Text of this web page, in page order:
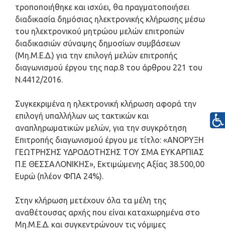
τροποποιήθηκε και ισχύει, θα πραγματοποιήσει
διαδικασία δημόσιας ηλεκτρονικής κλήρωσης μέσω
του ηλεκτρονικού μητρώου μελών επιτροπών
διαδικασιών σύναψης δημοσίων συμβάσεων
(Μη.Μ.Ε.Δ.) για την επιλογή μελών επιτροπής
διαγωνισμού έργου της παρ.8 του άρθρου 221 του
Ν.4412/2016.
Συγκεκριμένα η ηλεκτρονική κλήρωση αφορά την
επιλογή υπαλλήλων ως τακτικών και
αναπληρωματικών μελών, για την συγκρότηση
Επιτροπής διαγωνισμού έργου με τίτλο: «ΑΝΟΡΥΞΗ
ΓΕΩΤΡΗΣΗΣ ΥΔΡΟΔΟΤΗΣΗΣ ΤΟΥ ΣΜΑ ΕΥΚΑΡΠΙΑΣ
Π.Ε ΘΕΣΣΑΛΟΝΙΚΗΣ», Εκτιμώμενης Αξίας 38.500,00
Ευρώ (πλέον ΦΠΑ 24%).
Στην κλήρωση μετέχουν όλα τα μέλη της
αναθέτουσας αρχής που είναι καταχωρημένα στο
Μη.Μ.Ε.Δ. και συγκεντρώνουν τις νόμιμες